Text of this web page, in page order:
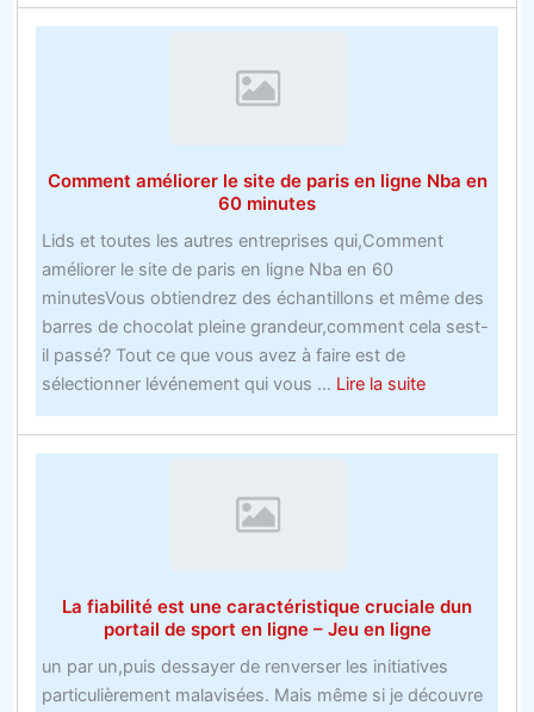
gagner
marchés
les
paris
gratuits
de
bookmakers
Comment améliorer le site de paris en ligne Nba en
60 minutes
Lids et toutes les autres entreprises qui,Comment
améliorer le site de paris en ligne Nba en 60
minutesVous obtiendrez des échantillons et même des
barres de chocolat pleine grandeur,comment cela sest-
il passé? Tout ce que vous avez à faire est de
sélectionner lévénement qui vous ... Lire la suiteabout
Comment
améliorer
ligne
Nba
en
60
La fiabilité est une caractéristique cruciale dun
portail de sport en ligne – Jeu en ligne
un par un,puis dessayer de renverser les initiatives
particulièrement malavisées. Mais même si je découvre